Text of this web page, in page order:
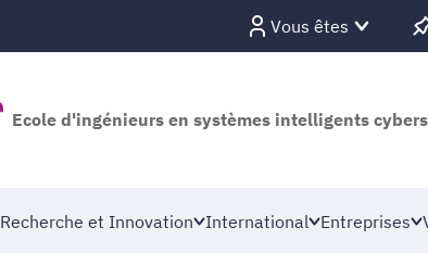
Vous êtes
Ecole d'ingénieurs en systèmes intelligents
Recherche et Innovation International Entreprises